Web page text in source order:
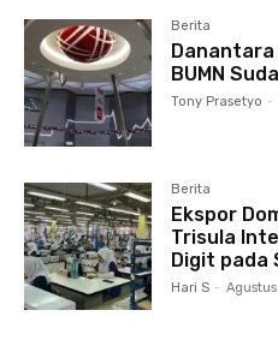
Berita
Danantara
BUMN
Tony Prasetyo -
Berita
Ekspor
Trisula
Digit pada
Hari S -